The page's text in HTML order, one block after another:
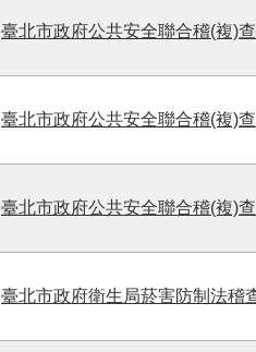
臺北市政府公共安全聯合稽(複)
臺北市政府公共安全聯合稽(複)
臺北市政府公共安全聯合稽(複)
臺北市政府衛生局菸害防制法稽